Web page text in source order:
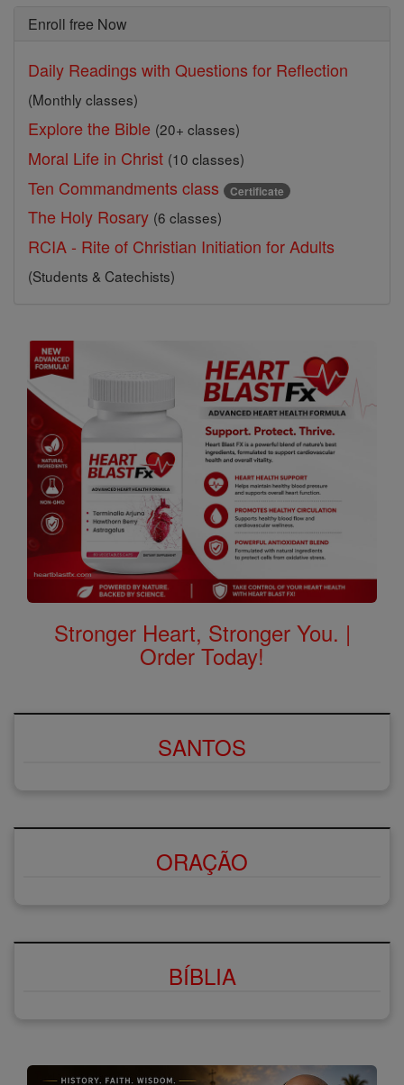
Enroll free Now
Daily Readings with Questions for Reflection
(Monthly classes)
Explore the Bible (20+ classes)
Moral Life in Christ (10 classes)
Ten Commandments class Certificate
The Holy Rosary (6 classes)
RCIA - Rite of Christian Initiation for Adults
(Students & Catechists)
Stronger Heart, Stronger You. |
Order Today!
SANTOS
ORAÇÃO
BÍBLIA